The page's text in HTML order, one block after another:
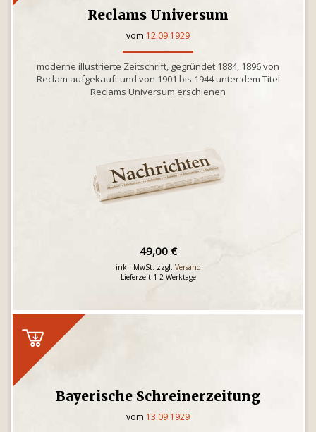
Reclams Universum
vom 12.09.1929
moderne illustrierte Zeitschrift, gegründet 1884, 1896 von
Reclam aufgekauft und von 1901 bis 1944 unter dem Titel
Reclams Universum erschienen
49,00 €
inkl. MwSt. zzgl. Versand
Lieferzeit 1-2 Werktage
Bayerische Schreinerzeitung
vom 13.09.1929